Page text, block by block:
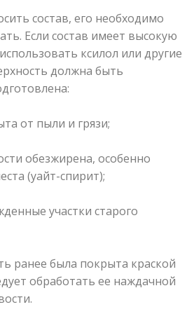
состав, его необходимо
Если состав имеет высокую
ксилол или другие
должна быть
от пыли и грязи;
обезжирена, особенно
(уайт-спирит);
участки старого
ранее была покрыта краской
обработать ее наждачной